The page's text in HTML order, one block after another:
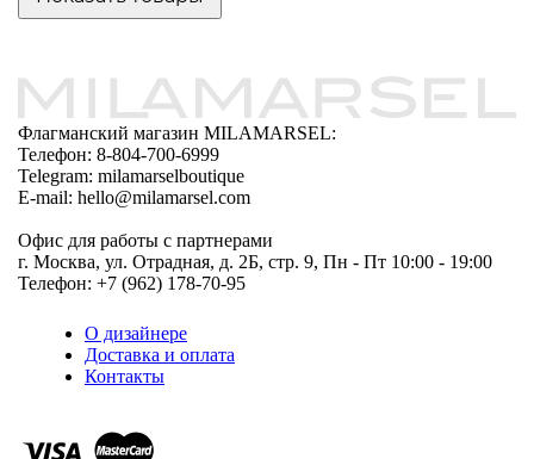
Флагманский магазин MILAMARSEL:
Телефон: 8-804-700-6999
Telegram: milamarselboutique
E-mail: hello@milamarsel.com
Офис для работы с партнерами
г. Москва, ул. Отрадная, д. 2Б, стр. 9, Пн - Пт 10:00 - 19:00
Телефон: +7 (962) 178-70-95
О дизайнере
Доставка и оплата
Контакты